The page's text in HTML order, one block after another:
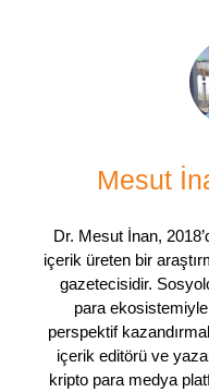
Mesut
Dr. Mesut İnan,
içerik üreten bir
gazetecisidir.
para
perspektif
içerik editörü ve
kripto para medya